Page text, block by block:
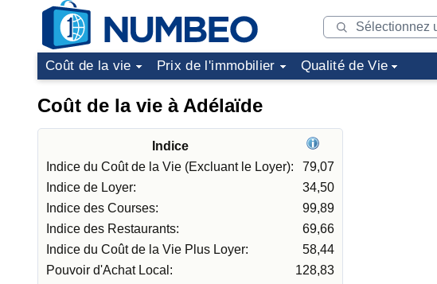
Coût de la vie Prix de l'immobilier Qualité de Vie
Coût de la vie à Adélaïde
Indice
Indice du Coût de la Vie (Excluant le Loyer):
79,07
Indice de Loyer:
34,50
Indice des Courses:
99,89
Indice des Restaurants:
69,66
Indice du Coût de la Vie Plus Loyer:
58,44
Pouvoir d'Achat Local:
128,83